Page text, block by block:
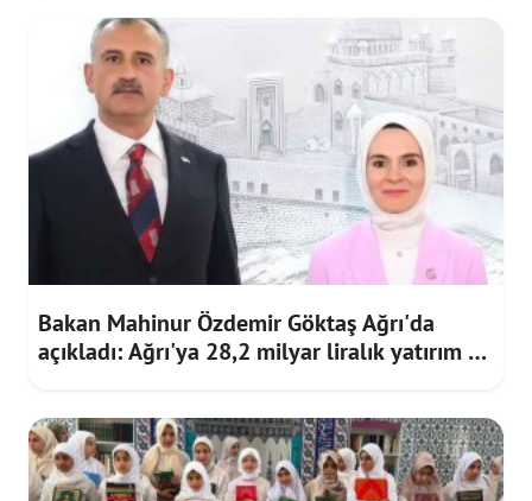
Bakan Mahinur Özdemir Göktaş Ağrı'da
açıkladı: Ağrı'ya 28,2 milyar liralık yatırım ve